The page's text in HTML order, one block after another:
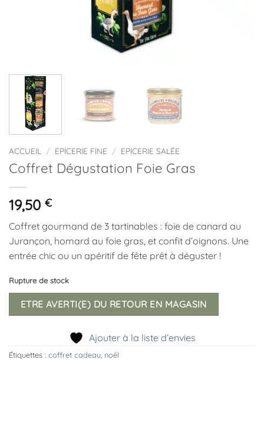
ACCUEIL / EPICERIE FINE / EPICERIE SALÉE
Coffret Dégustation Foie Gras
19,50 €
Coffret gourmand de 3 tartinables : foie de canard au
Jurançon, homard au foie gras, et confit d’oignons. Une
entrée chic ou un apéritif de fête prêt à déguster !
Rupture de stock
ETRE AVERTI(E) DU RETOUR EN MAGASIN
Ajouter à la liste d’envies
Étiquettes : coffret cadeau noël